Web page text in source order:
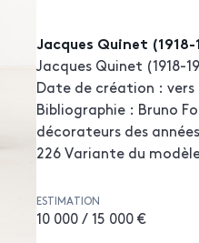
Jacques Quinet
Jacques Quinet (1918-
Date de création : vers
Bibliographie : Bruno
décorateurs des
226 Variante du
ESTIMATION
10 000 / 15 000 €